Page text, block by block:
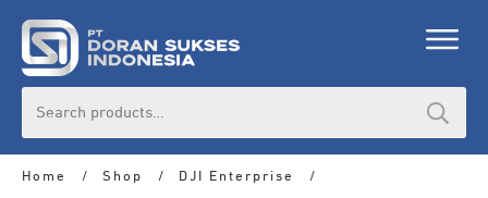
Home / Shop / DJI Enterprise /